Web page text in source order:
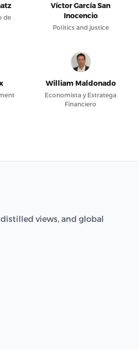
de
Víctor García San
Inocencio
Politics and justice
William Maldonado
Economista y Estratega
Financiero
views, and global